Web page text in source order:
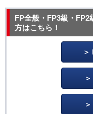
FP全般・FP3級・
方はこちら！